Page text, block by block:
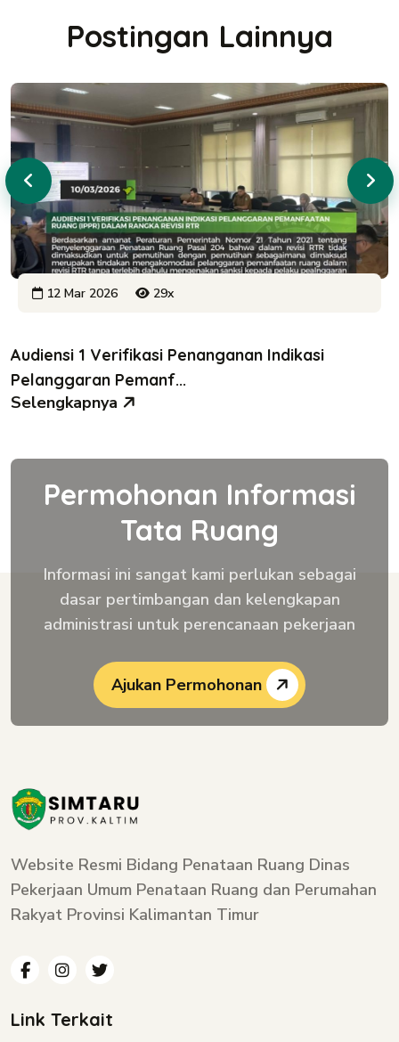
Postingan Lainnya
12 Mar 2026 29x
Audiensi 1 Verifikasi Penanganan Indikasi
Pelanggaran Pemanf...
Selengkapnya
Permohonan Informasi
Tata Ruang
Informasi ini sangat kami perlukan sebagai
dasar pertimbangan dan kelengkapan
administrasi untuk perencanaan pekerjaan
Ajukan Permohonan
Website Resmi Bidang Penataan Ruang Dinas
Pekerjaan Umum Penataan Ruang dan Perumahan
Rakyat Provinsi Kalimantan Timur
Link Terkait